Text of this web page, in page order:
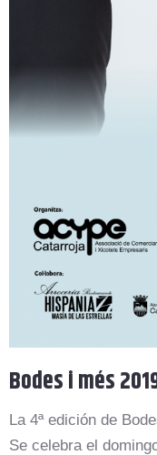
Bodes i més
La 4ª edición de
Se celebra el